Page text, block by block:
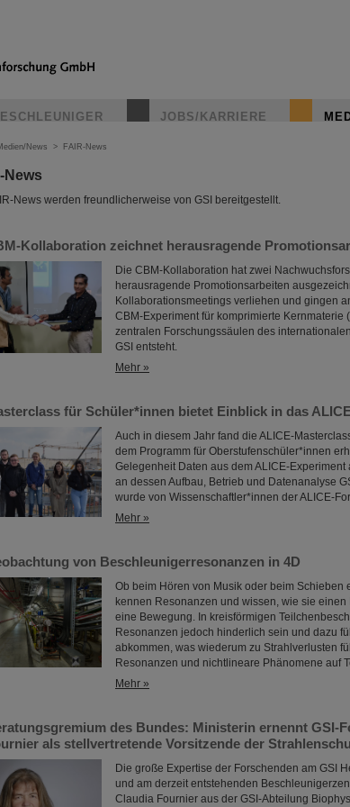
JOBS/KARRIERE
News > FAIR-News
News
News werden freundlicherweise von GSI bereitgestellt.
Kollaboration zeichnet herausragende
Die CBM-Kollaboration hat zwei
herausragende Promotionsarbeiten
Kollaborationsmeetings verliehen und gingen
CBM-Experiment für komprimierte
zentralen Forschungssäulen des
GSI entsteht.
Mehr »
für Schüler*innen bietet Einblick in das
Auch in diesem Jahr fand die ALICE-
dem Programm für Oberstufenschüler*innen
Gelegenheit Daten aus dem ALICE-
an dessen Aufbau, Betrieb und Datenanalyse
wurde von Wissenschaftler*innen der ALICE-
Mehr »
von Beschleunigerresonanzen in 4D
Ob beim Hören von Musik oder beim
kennen Resonanzen und wissen, wie sie
eine Bewegung. In kreisförmigen
Resonanzen jedoch hinderlich sein und dazu
abkommen, was wiederum zu Strahlverlusten
Resonanzen und nichtlineare Phänomene auf
Mehr »
des Bundes: Ministerin ernennt GSI-
als stellvertretende Vorsitzende der
Die große Expertise der Forschenden am GSI
und am derzeit entstehenden
Claudia Fournier aus der GSI-Abteilung